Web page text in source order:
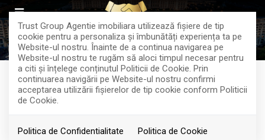
Trust Group Agentie imobiliara utilizează fişiere de tip
cookie pentru a personaliza și îmbunătăți experiența ta pe
Website-ul nostru. Înainte de a continua navigarea pe
Website-ul nostru te rugăm să aloci timpul necesar pentru
a citi și înțelege conținutul Politicii de Cookie. Prin
continuarea navigării pe Website-ul nostru confirmi
acceptarea utilizării fişierelor de tip cookie conform Politicii
de Cookie.
Politica de Confidentialitate Politica de Cookie